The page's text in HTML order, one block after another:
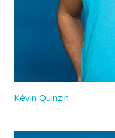
Kévin Quinzin